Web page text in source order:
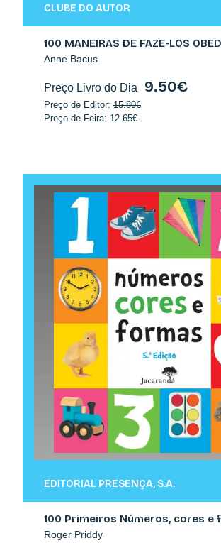
CLUBE DO AUTOR
100 MANEIRAS DE FAZE-LOS
Anne Bacus
Preço Livro do Dia 9.50€
Preço de Editor: 15.80€
Preço de Feira: 12.65€
EDITORIAL PRESENÇA, S.A.
100 Primeiros Números, cores e
Roger Priddy